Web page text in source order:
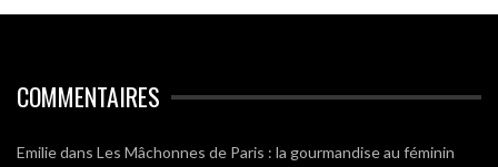
COMMENTAIRES
Emiliedans Les Mâchonnes de Paris : la gourmandise au féminin